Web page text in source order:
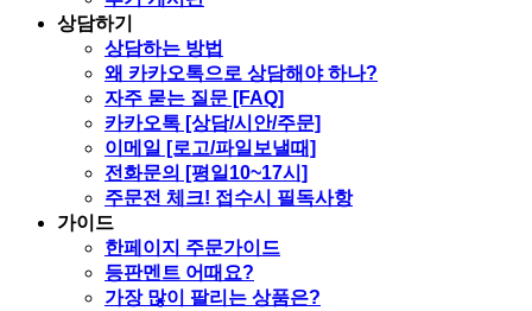
상담하기
상담하는 방법
왜 카카오톡으로 상담해야 하나?
자주 묻는 질문 [FAQ]
카카오톡 [상담/시안/주문]
이메일 [로고/파일보낼때]
전화문의 [평일10~17시]
주문전 체크! 접수시 필독사항
가이드
한페이지 주문가이드
등판멘트 어때요?
가장 많이 팔리는 상품은?